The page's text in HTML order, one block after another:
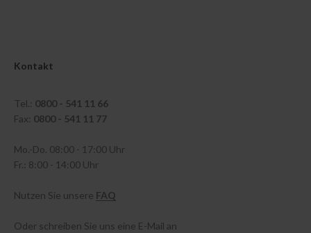
Kontakt
Tel.: 0800 - 541 11 66
Fax: 0800 - 541 11 77
Mo.-Do. 08:00 - 17:00 Uhr
Fr.: 8:00 - 14:00 Uhr
Nutzen Sie unsere FAQ
Oder schreiben Sie uns eine E-Mail an